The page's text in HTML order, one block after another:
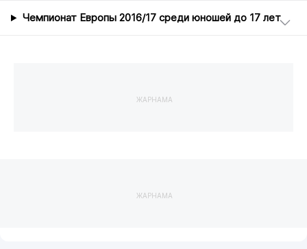
Чемпионат Европы 2016/17 среди юношей до 17 лет
ЖАРНАМА
ЖАРНАМА